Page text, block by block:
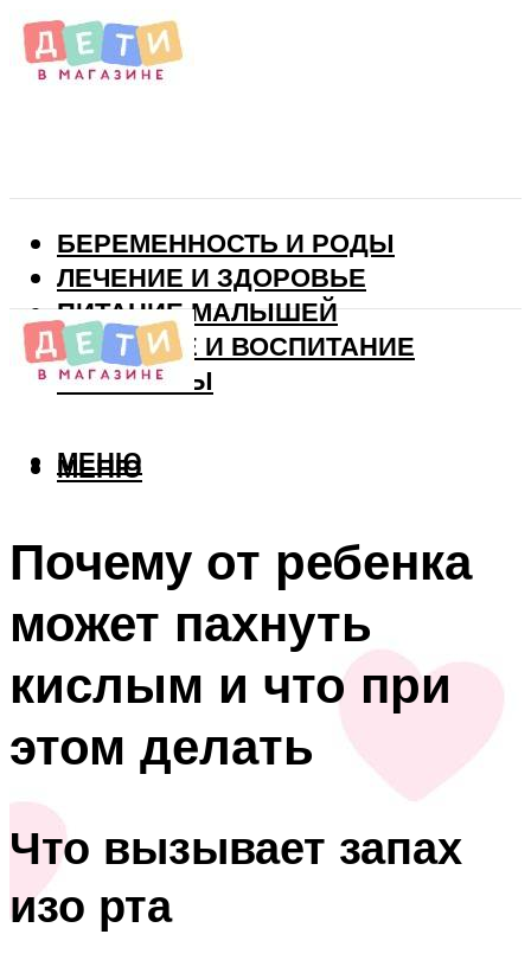
БЕРЕМЕННОСТЬ И РОДЫ
ЛЕЧЕНИЕ И ЗДОРОВЬЕ
ПИТАНИЕ МАЛЫШЕЙ
РАЗВИТИЕ И ВОСПИТАНИЕ
ВИТАМИНЫ
МЕНЮ
МЕНЮ
Почему от ребенка
может пахнуть
кислым и что при
этом делать
Что вызывает запах
изо рта